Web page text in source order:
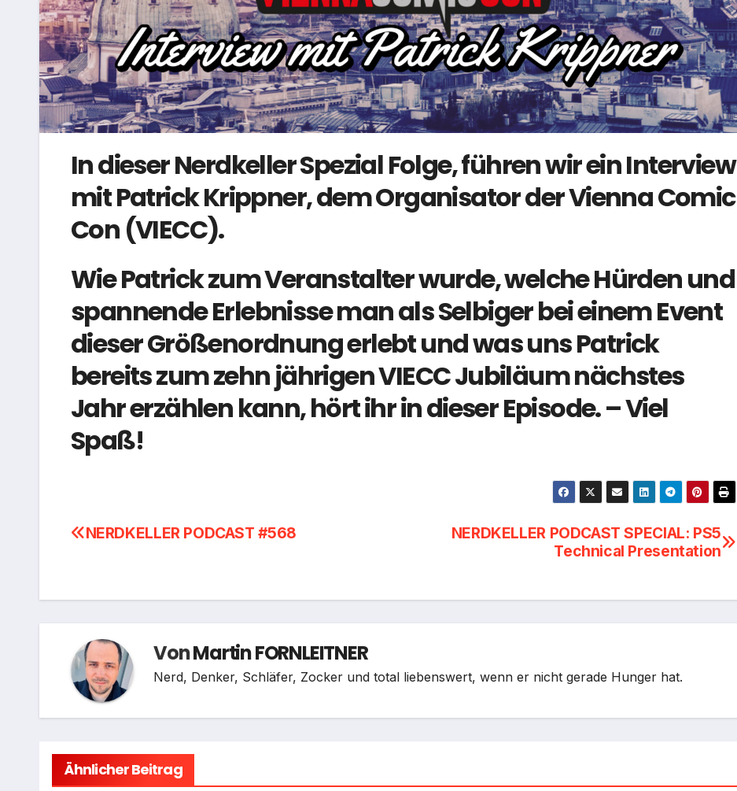
In dieser Nerdkeller Spezial Folge, führen wir ein Interview
mit Patrick Krippner, dem Organisator der Vienna Comic
Con (VIECC).
Wie Patrick zum Veranstalter wurde, welche Hürden und
spannende Erlebnisse man als Selbiger bei einem Event
dieser Größenordnung erlebt und was uns Patrick
bereits zum zehn jährigen VIECC Jubiläum nächstes
Jahr erzählen kann, hört ihr in dieser Episode. – Viel
Spaß!
Beitragsnavigation
NERDKELLER PODCAST SPECIAL: PS5
Technical Presentation
NERDKELLER PODCAST #568
VonMartin FORNLEITNER
Nerd, Denker, Schläfer, Zocker und total liebenswert, wenn er nicht gerade Hunger hat.
Ähnlicher Beitrag